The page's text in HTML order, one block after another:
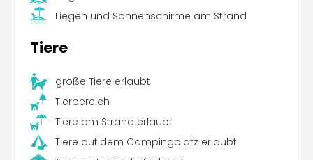
Liegen und Sonnenschirme am Strand
Tiere
große Tiere erlaubt
Tierbereich
Tiere am Strand erlaubt
Tiere auf dem Campingplatz erlaubt